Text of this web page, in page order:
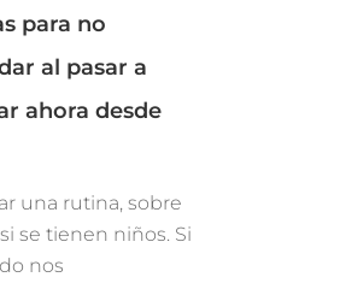
para no
al pasar a
ahora desde
una rutina, sobre
se tienen niños. Si
nos